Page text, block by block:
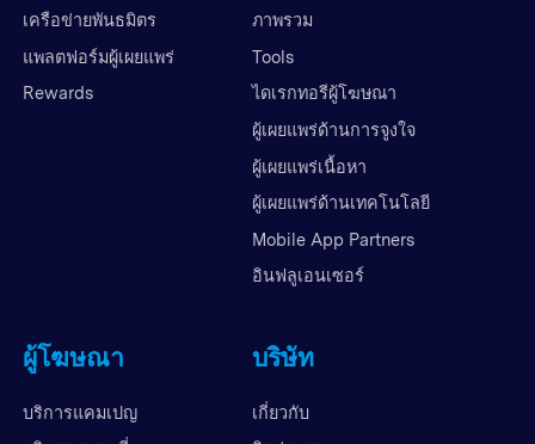
เครือข่ายพันธมิตร
แพลตฟอร์มผู้เผยแพร่
Rewards
ภาพรวม
Tools
ไดเรกทอรีผู้โฆษณา
ผู้เผยแพร่ด้านการจูงใจ
ผู้เผยแพร่เนื้อหา
ผู้เผยแพร่ด้านเทคโนโลยี
Mobile App Partners
อินฟลูเอนเซอร์
ผู้โฆษณา
บริการแคมเปญ
บริษัท
เกี่ยวกับ